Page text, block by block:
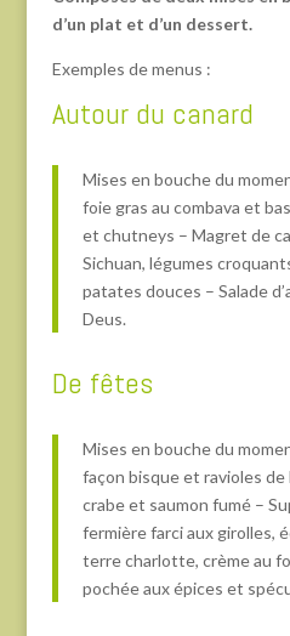
d’un plat et d’un dessert.
Exemples de menus :
Autour du canard
Mises en bouche du
foie gras au combava et
et chutneys – Magret de
Sichuan, légumes
patates douces – Salade
Deus.
De fêtes
Mises en bouche du
façon bisque et ravioles
crabe et saumon fumé –
fermière farci aux girolles,
terre charlotte, crème au
pochée aux épices et